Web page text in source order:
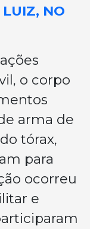
NO
o corpo
arma de
tórax,
para
ocorreu
e